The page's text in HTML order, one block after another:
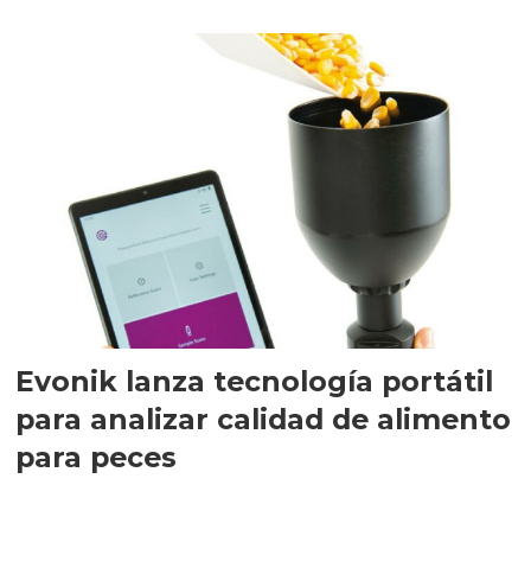
Evonik lanza tecnología portátil
para analizar calidad de alimento
para peces